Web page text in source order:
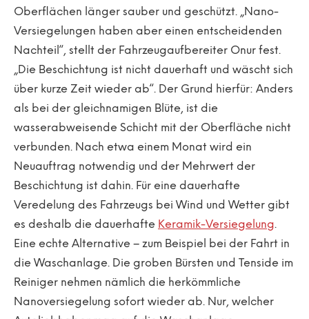
Oberflächen länger sauber und geschützt. „Nano-
Versiegelungen haben aber einen entscheidenden
Nachteil“, stellt der Fahrzeugaufbereiter Onur fest.
„Die Beschichtung ist nicht dauerhaft und wäscht sich
über kurze Zeit wieder ab“. Der Grund hierfür: Anders
als bei der gleichnamigen Blüte, ist die
wasserabweisende Schicht mit der Oberfläche nicht
verbunden. Nach etwa einem Monat wird ein
Neuauftrag notwendig und der Mehrwert der
Beschichtung ist dahin. Für eine dauerhafte
Veredelung des Fahrzeugs bei Wind und Wetter gibt
es deshalb die dauerhafte Keramik-Versiegelung.
Eine echte Alternative – zum Beispiel bei der Fahrt in
die Waschanlage. Die groben Bürsten und Tenside im
Reiniger nehmen nämlich die herkömmliche
Nanoversiegelung sofort wieder ab. Nur, welcher